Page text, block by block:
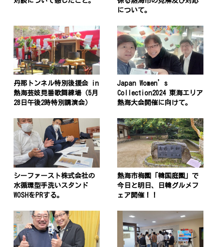
について。
丹那トンネル特別後援会 in
熱海芸妓見番歌舞練場（5月
28日午後2時特別講演会）
Japan Women’s
Collection2024 東海エリア
熱海大会開催に向けて。
シーファースト株式会社の
水循環型手洗いスタンド
WOSHをPRする。
熱海市梅園「韓国庭園」で
今日と明日、日韓グルメフ
ェア開催！！